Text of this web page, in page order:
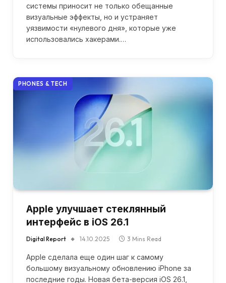
системы приносит не только обещанные
визуальные эффекты, но и устраняет
уязвимости «нулевого дня», которые уже
использовались хакерами.…
PHONES & TECH
Apple улучшает стеклянный
интерфейс в iOS 26.1
Digital Report 14.10.2025 3 Mins Read
Apple сделала еще один шаг к самому
большому визуальному обновлению iPhone за
последние годы. Новая бета-версия iOS 26.1,